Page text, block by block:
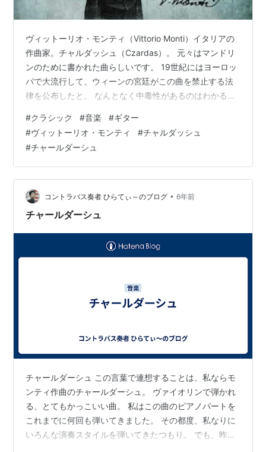
ヴィットーリオ・モンティ（Vittorio Monti）イタリアの
作曲家。チャルダッシュ（Czardas）。 元々はマンドリ
ンのために書かれた曲らしいです。 19世紀にはヨーロッ
パで大流行して、ウィーンの宮廷がこの曲を禁止する法
律を公布したと。 なんとなく中毒性があるのはわかる気
#クラシック #音楽 #ギター
#ヴィットーリオ・モンティ #チャルダッシュ
#チャールダーシュ
コントラバス奏者 ひらてぃ～のブログ • 6年前
チャールダーシュ
チャールダーシュ この言葉で連想することは、私ならモ
ンティ作曲のチャールダーシュ。 ヴァイオリンで弾かれ
る、とてもかっこいい曲。 私はこの曲のピアノパートを
これまでに何回も弾いてきました。 その都度、私なりに
いろんな演奏スタイルを弾いてきたつもり。 でも、昨日